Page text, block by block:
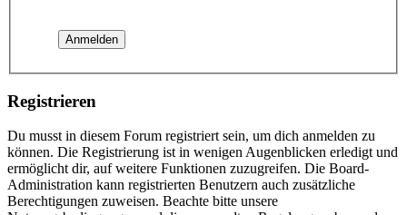
Registrieren
Du musst in diesem Forum registriert sein, um dich anmelden zu
können. Die Registrierung ist in wenigen Augenblicken erledigt und
ermöglicht dir, auf weitere Funktionen zuzugreifen. Die Board-
Administration kann registrierten Benutzern auch zusätzliche
Berechtigungen zuweisen. Beachte bitte unsere